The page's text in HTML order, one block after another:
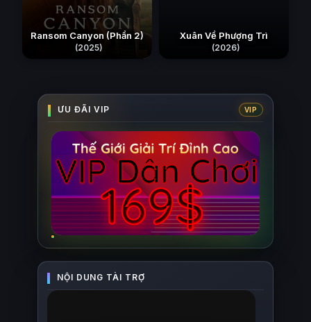
Ransom Canyon (Phần 2)
(2025)
Xuân Về Phượng Trì
(2026)